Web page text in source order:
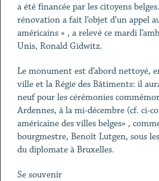
a été financée par les citoyens
rénovation a fait l’objet d’un appel
américains » , a relevé ce mardi
Unis, Ronald Gidwitz.
Le monument est d’abord nettoyé,
ville et la Régie des Bâtiments: il
neuf pour les cérémonies
Ardennes, à la mi-décembre (cf. ci-
américaine des villes belges» ,
bourgmestre, Benoît Lutgen, sous
du diplomate à Bruxelles.
Se souvenir